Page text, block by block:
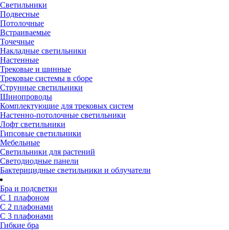
Светильники
Подвесные
Потолочные
Встраиваемые
Точечные
Накладные светильники
Настенные
Трековые и шинные
Трековые системы в сборе
Струнные светильники
Шинопроводы
Комплектующие для трековых систем
Настенно-потолочные светильники
Лофт светильники
Гипсовые светильники
Мебельные
Светильники для растений
Светодиодные панели
Бактерицидные светильники и облучатели
Бра и подсветки
С 1 плафоном
С 2 плафонами
С 3 плафонами
Гибкие бра